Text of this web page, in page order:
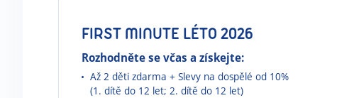
FIRST MINUTE LÉTO 2026
Rozhodněte se včas a získejte:
Až 2 děti zdarma + Slevy na dospělé od 10%
(1. dítě do 12 let; 2. dítě do 12 let)